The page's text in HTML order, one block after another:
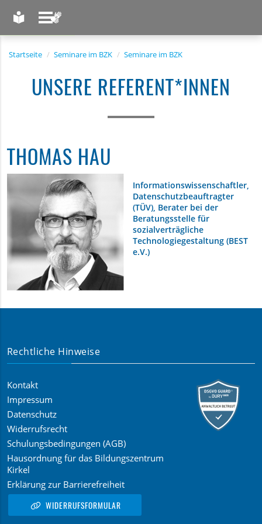
Startseite Seminare im BZK Seminare im BZK
UNSERE REFERENT*INNEN
THOMAS HAU
Informationswissenschaftler,
Datenschutzbeauftragter
(TÜV), Berater bei der
Beratungsstelle für
sozialverträgliche
Technologiegestaltung (BEST
e.V.)
Rechtliche Hinweise
Kontakt
Impressum
Datenschutz
Widerrufsrecht
Schulungsbedingungen (AGB)
Hausordnung für das Bildungszentrum
Kirkel
Erklärung zur Barrierefreiheit
WIDERRUFSFORMULAR